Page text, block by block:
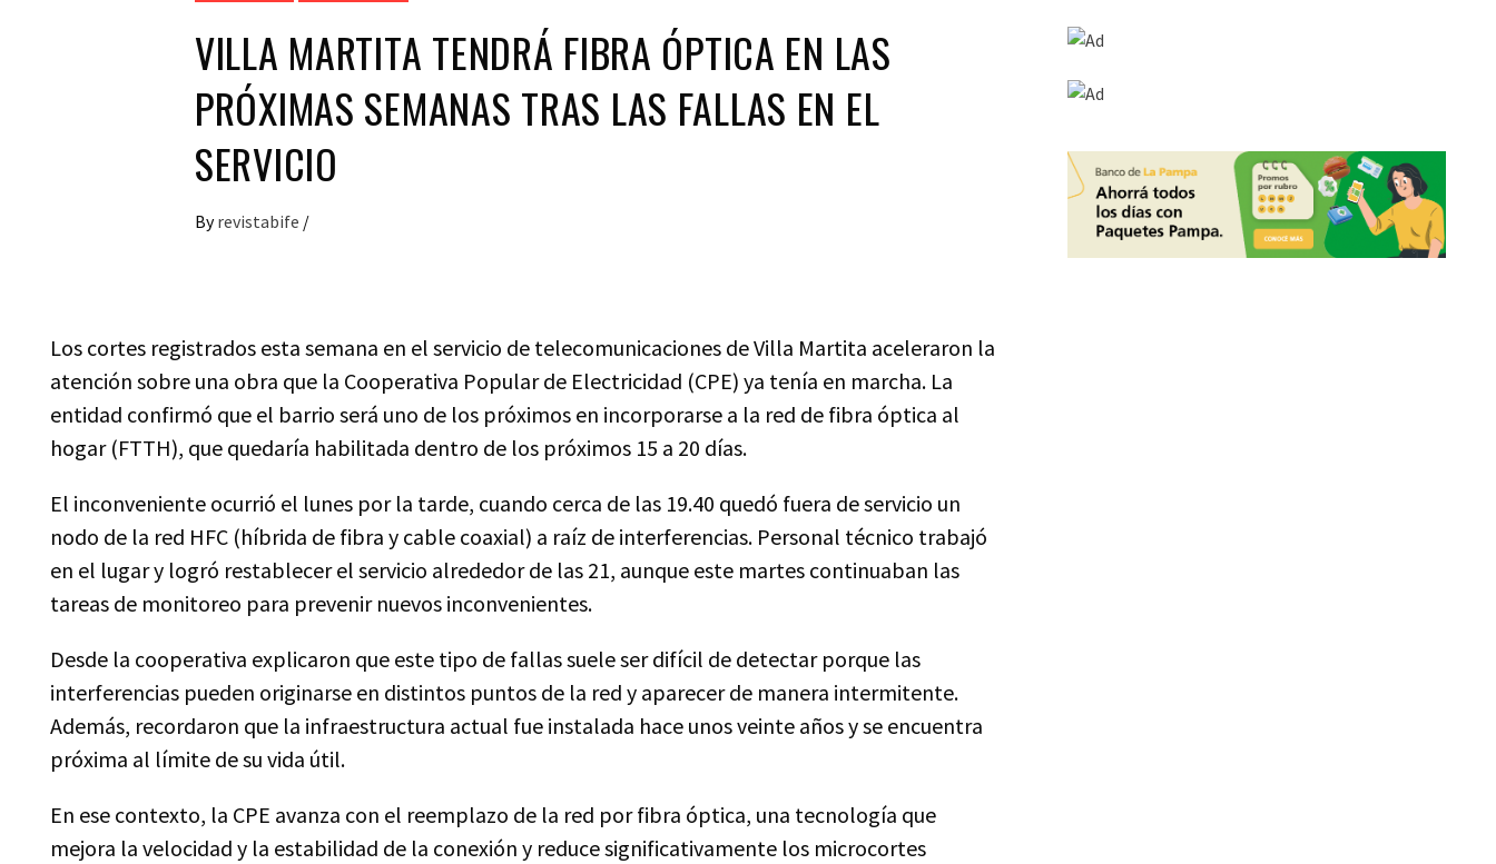
VILLA MARTITA TENDRÁ FIBRA ÓPTICA EN LAS
PRÓXIMAS SEMANAS TRAS LAS FALLAS EN EL
SERVICIO
By revistabife /
Los cortes registrados esta semana en el servicio de telecomunicaciones de Villa Martita aceleraron la
atención sobre una obra que la Cooperativa Popular de Electricidad (CPE) ya tenía en marcha. La
entidad confirmó que el barrio será uno de los próximos en incorporarse a la red de fibra óptica al
hogar (FTTH), que quedaría habilitada dentro de los próximos 15 a 20 días.
El inconveniente ocurrió el lunes por la tarde, cuando cerca de las 19.40 quedó fuera de servicio un
nodo de la red HFC (híbrida de fibra y cable coaxial) a raíz de interferencias. Personal técnico trabajó
en el lugar y logró restablecer el servicio alrededor de las 21, aunque este martes continuaban las
tareas de monitoreo para prevenir nuevos inconvenientes.
Desde la cooperativa explicaron que este tipo de fallas suele ser difícil de detectar porque las
interferencias pueden originarse en distintos puntos de la red y aparecer de manera intermitente.
Además, recordaron que la infraestructura actual fue instalada hace unos veinte años y se encuentra
próxima al límite de su vida útil.
En ese contexto, la CPE avanza con el reemplazo de la red por fibra óptica, una tecnología que
mejora la velocidad y la estabilidad de la conexión y reduce significativamente los microcortes